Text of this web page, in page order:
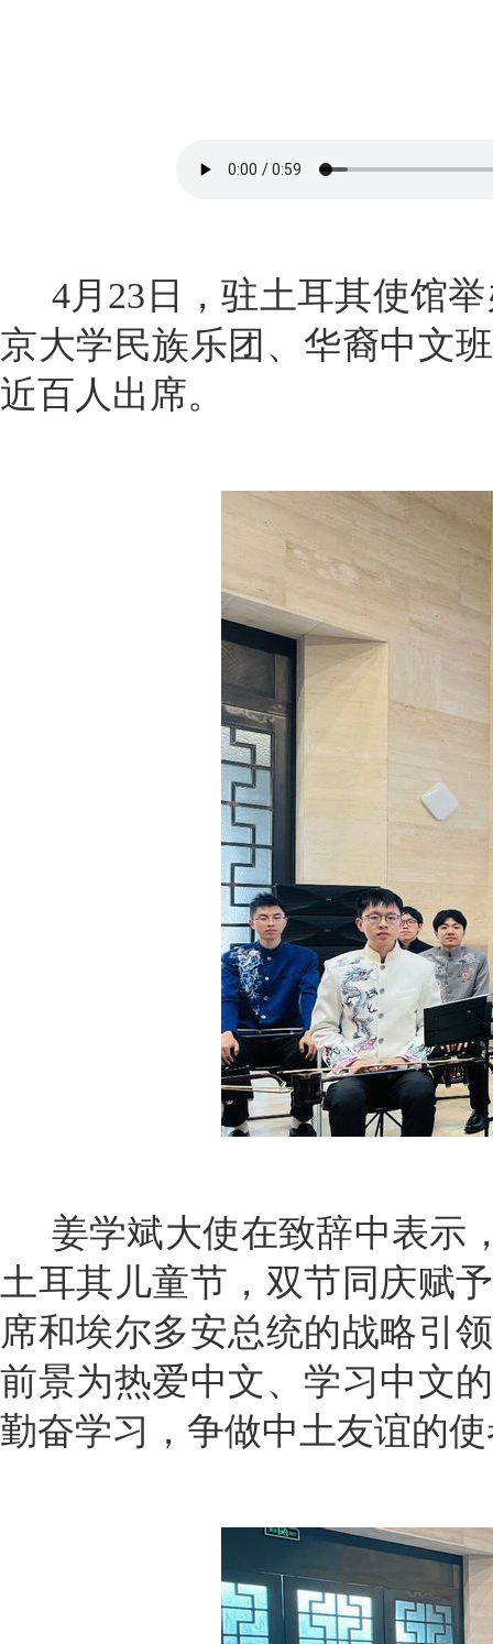
4月23日，驻土耳其使馆
京大学民族乐团、华裔中文
近百人出席。
姜学斌大使在致辞中表示
土耳其儿童节，双节同庆赋
席和埃尔多安总统的战略引
前景为热爱中文、学习中文
勤奋学习，争做中土友谊的